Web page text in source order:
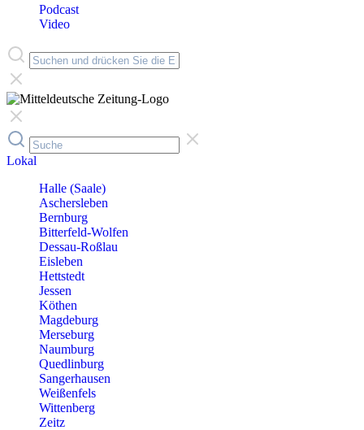
Podcast
Video
Lokal
Halle (Saale)
Aschersleben
Bernburg
Bitterfeld-Wolfen
Dessau-Roßlau
Eisleben
Hettstedt
Jessen
Köthen
Magdeburg
Merseburg
Naumburg
Quedlinburg
Sangerhausen
Weißenfels
Wittenberg
Zeitz